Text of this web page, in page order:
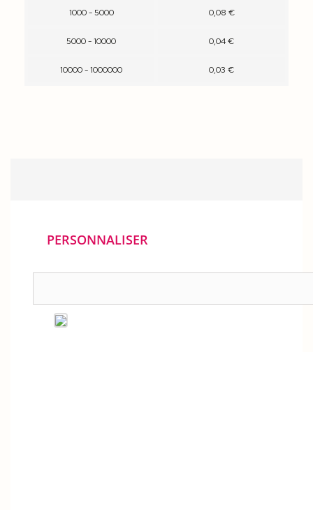
1000 - 5000 0,08 €
5000 - 10000 0,04 €
10000 - 1000000 0,03 €
PERSONNALISER